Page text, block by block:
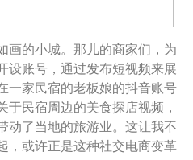
画的小城。那儿的商家们，为
设账号，通过发布短视频来展
一家民宿的老板娘的抖音账号
民宿周边的美食探店视频，
动了当地的旅游业。这让我不
，或许正是这种社交电商变革